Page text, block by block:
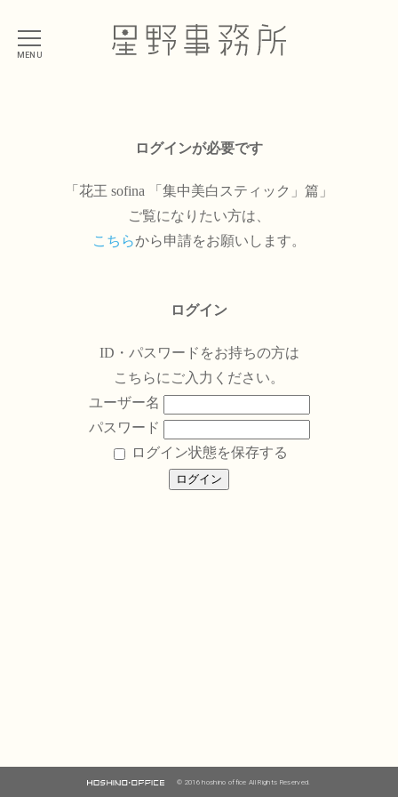
ログインが必要です
「花王 sofina 「集中美白スティック」篇」
ご覧になりたい方は、
こちらから申請をお願いします。
ログイン
ID・パスワードをお持ちの方は
こちらにご入力ください。
ユーザー名
パスワード
ログイン状態を保存する
© 2016 hoshino office All Rights Reserved.
MENU